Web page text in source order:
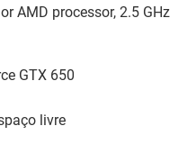
AMD processor, 2.5 GHz
GTX 650
livre